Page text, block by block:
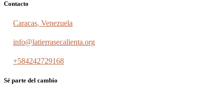
Contacto
Caracas, Venezuela
info@latierrasecalienta.org
+584242729168
Sé parte del cambio